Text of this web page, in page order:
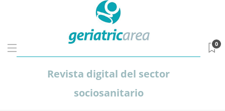
Revista digital del sector
sociosanitario
0